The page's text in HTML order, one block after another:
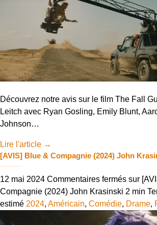
Découvrez notre avis sur le film The Fall
Leitch avec Ryan Gosling, Emily Blunt,
Johnson…
Lire l'article →
[AVIS] Blue & Compagnie (2024) John
12 mai 2024 Commentaires fermés sur
Compagnie (2024) John Krasinski 2 min
estimé 2024, Américain, Comédie, Drame,